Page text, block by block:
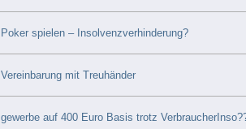
Poker spielen – Insolvenzverhinderung?
Vereinbarung mit Treuhänder
gewerbe auf 400 Euro Basis trotz